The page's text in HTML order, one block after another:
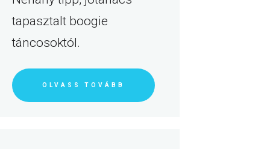
tapasztalt boogie
táncosoktól.
OLVASS TOVÁBB